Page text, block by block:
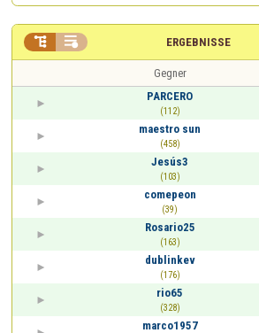
ERGEBNISSE
 
Gegner
PARCERO
(112)
maestro sun
(458)
Jesús3
(103)
comepeon
(39)
Rosario25
(163)
dublinkev
(176)
rio65
(328)
marco1957